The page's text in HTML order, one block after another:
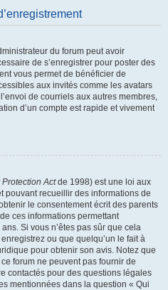
du forum peut avoir
de s’enregistrer pour poster des
vous permet de bénéficier de
aux invités comme les avatars
de courriels aux autres membres,
d’un compte est rapide et vivement
Actde 1998) est une loi aux
pouvant recueillir des informations de
le consentement écrit des parents
ces informations permettant
Si vous n’êtes pas sûr que cela
ou que quelqu’un le fait à
pour obtenir son avis. Notez que
forum ne peuvent pas fournir de
contactés pour des questions légales
mentionnées dans la question « Qui